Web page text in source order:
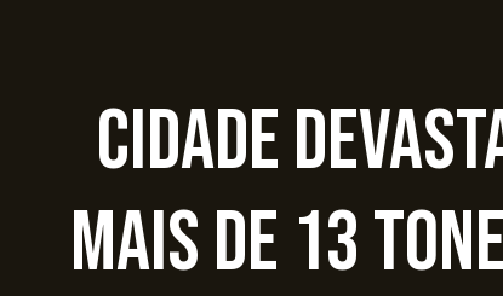
Cidade
mais de 13